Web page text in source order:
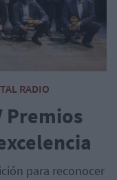
RADIO
Premios
para reconocer